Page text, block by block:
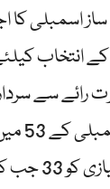
ساز اسمبلی
کے انتخاب
رائے سے
ڈالا۔